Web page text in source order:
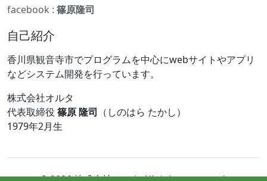
facebook : 篠原隆司
自己紹介
香川県観音寺市でプログラムを中心にwebサイトやアプリ
などシステム開発を行っています。
株式会社オルタ
代表取締役 篠原 隆司 （しのはら たかし）
1979年2月生